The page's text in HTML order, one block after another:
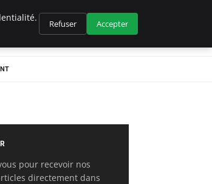
pour recevoir nos
directement dans
Refuser Accepter